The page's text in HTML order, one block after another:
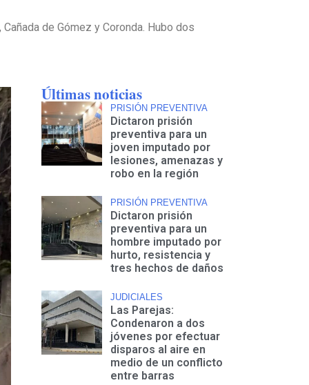
de Gómez y Coronda. Hubo dos
Últimas noticias
PRISIÓN PREVENTIVA
Dictaron prisión
preventiva para un
joven imputado por
lesiones, amenazas y
robo en la región
PRISIÓN PREVENTIVA
Dictaron prisión
preventiva para un
hombre imputado por
hurto, resistencia y
tres hechos de daños
JUDICIALES
Las Parejas:
Condenaron a dos
jóvenes por efectuar
disparos al aire en
medio de un conflicto
entre barras